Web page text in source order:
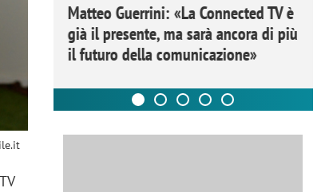
Matteo Guerrini: «La Connected TV è
già il presente, ma sarà ancora di più
il futuro della comunicazione»